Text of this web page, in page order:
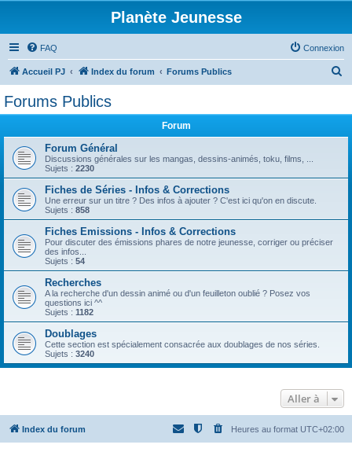
Planète Jeunesse
FAQ Connexion
Accueil PJ Index du forum Forums Publics
e
Forums Publics
Forum
Forum Général
Discussions générales sur les mangas, dessins-animés, toku, films, ...
Sujets : 2230
Fiches de Séries - Infos & Corrections
Une erreur sur un titre ? Des infos à ajouter ? C'est ici qu'on en discute.
Sujets : 858
Fiches Emissions - Infos & Corrections
Pour discuter des émissions phares de notre jeunesse, corriger ou préciser
des infos...
Sujets : 54
Recherches
A la recherche d'un dessin animé ou d'un feuilleton oublié ? Posez vos
questions ici ^^
Sujets : 1182
Doublages
Cette section est spécialement consacrée aux doublages de nos séries.
Sujets : 3240
Aller à
Index du forum Heures au format UTC+02:00